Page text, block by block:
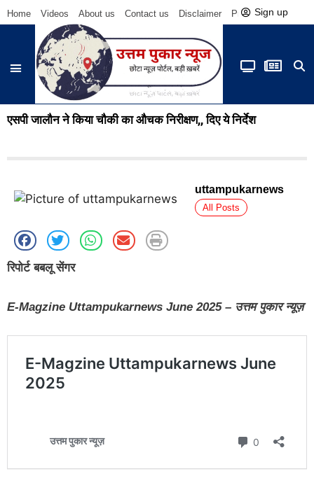
Home Videos About us Contact us Disclaimer Privacy Policy
Sign up
एसपी जालौन ने किया चौकी का औचक निरीक्षण,, दिए ये निर्देश
uttampukarnews
All Posts
रिपोर्ट बबलू सेंगर
E-Magzine Uttampukarnews June 2025 – उत्तम पुकार न्यूज़